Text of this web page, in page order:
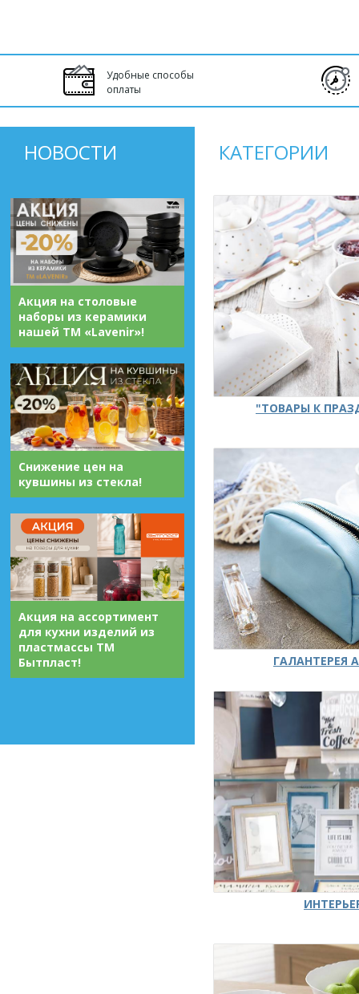
Удобные способы
оплаты
НОВОСТИ
Акция на столовые
наборы из керамики
нашей ТМ «Lavenir»!
Снижение цен на
кувшины из стекла!
Акция на ассортимент
для кухни изделий из
пластмассы ТМ
Бытпласт!
КАТЕГОРИИ
"ТОВАРЫ К
ГАЛАНТЕРЕЯ